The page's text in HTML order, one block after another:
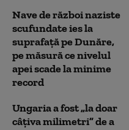
Nave de război naziste
scufundate ies la
suprafață pe Dunăre,
pe măsură ce nivelul
apei scade la minime
record
Ungaria a fost „la doar
câțiva milimetri” de a